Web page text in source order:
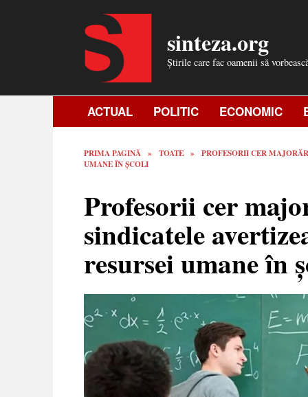
sinteza.org
Știrile care fac oamenii să
ACTUAL POLITIC ECONOMIC
PRIMA PAGINĂ » TOATE »
PROFESORII CER
UMANE ÎN ȘCOLI
Profesorii cer
sindicatele
resursei umane în